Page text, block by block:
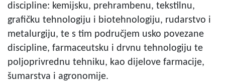
discipline: kemijsku, prehrambenu, tekstilnu,
grafičku tehnologiju i biotehnologiju, rudarstvo i
metalurgiju, te s tim područjem usko povezane
discipline, farmaceutsku i drvnu tehnologiju te
poljoprivrednu tehniku, kao dijelove farmacije,
šumarstva i agronomije.